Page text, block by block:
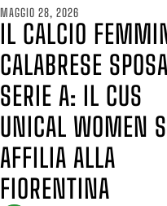
MAGGIO 28, 2026
IL CALCIO
CALABRESE
SERIE A: IL CUS
UNICAL WOMEN SI
AFFILIA ALLA
FIORENTINA